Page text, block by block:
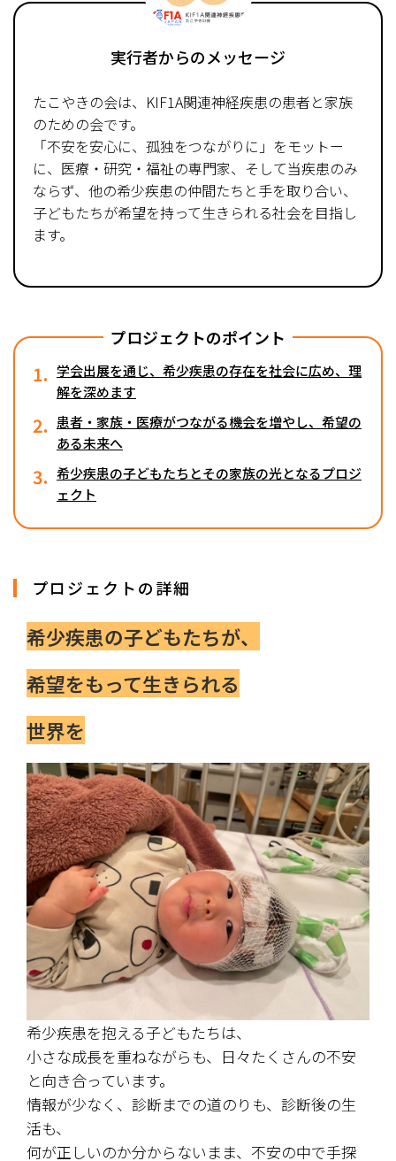
実行者からのメッセージ
たこやきの会は、KIF1A関連神経疾患の患者と家族
のための会です。
「不安を安心に、孤独をつながりに」をモットー
に、医療・研究・福祉の専門家、そして当疾患のみ
ならず、他の希少疾患の仲間たちと手を取り合い、
子どもたちが希望を持って生きられる社会を目指し
ます。
プロジェクトのポイント
1. 学会出展を通じ、希少疾患の存在を社会に広め、理
解を深めます
2. 患者・家族・医療がつながる機会を増やし、希望の
ある未来へ
3. 希少疾患の子どもたちとその家族の光となるプロジ
ェクト
プロジェクトの詳細
希少疾患の子どもたちが、
希望をもって生きられる
世界を
希少疾患を抱える子どもたちは、
小さな成長を重ねながらも、日々たくさんの不安
と向き合っています。
情報が少なく、診断までの道のりも、診断後の生
活も、
何が正しいのか分からないまま、不安の中で手探